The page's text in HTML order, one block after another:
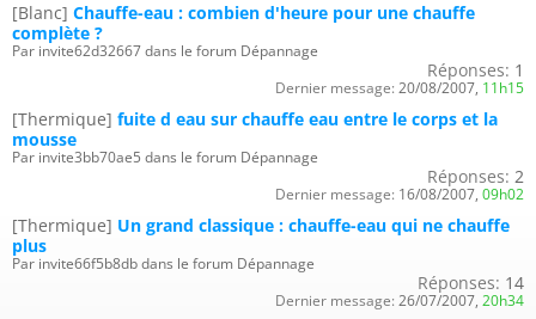
[Blanc] Chauffe-eau : combien d'heure pour une chauffe
complète ?
Par invite62d32667 dans le forum Dépannage
Réponses: 1
Dernier message: 20/08/2007, 11h15
[Thermique] fuite d eau sur chauffe eau entre le corps et la
mousse
Par invite3bb70ae5 dans le forum Dépannage
Réponses: 2
Dernier message: 16/08/2007, 09h02
[Thermique] Un grand classique : chauffe-eau qui ne chauffe
plus
Par invite66f5b8db dans le forum Dépannage
Réponses: 14
Dernier message: 26/07/2007, 20h34